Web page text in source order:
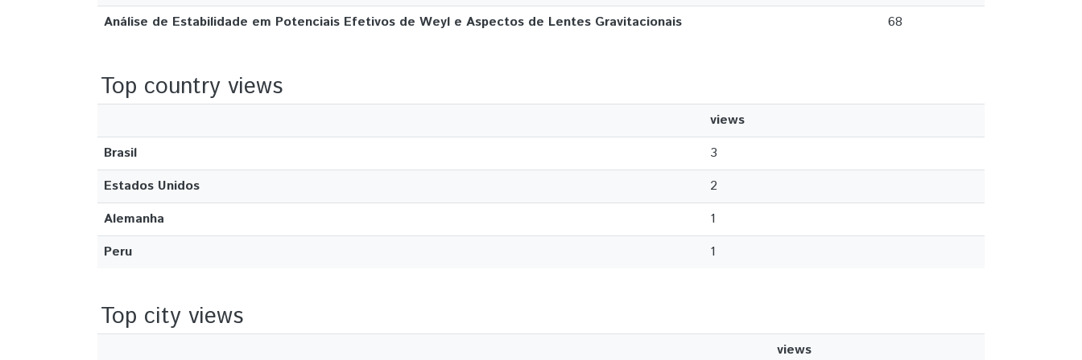
Análise de Estabilidade em Potenciais Efetivos de Weyl e Aspectos de Lentes Gravitacionais
68
Top country views
views
Brasil
3
Estados Unidos
2
Alemanha
1
Peru
1
Top city views
views